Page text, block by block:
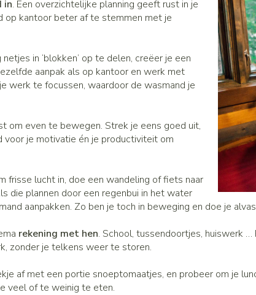
in. Een overzichtelijke planning geeft rust in je
op kantoor beter af te stemmen met je
netjes in ‘blokken’ op te delen, creëer je een
aanpak als op kantoor en werk met
werk te focussen, waardoor de wasmand je
om even te bewegen. Strek je eens goed uit,
je motivatie én je productiviteit om
frisse lucht in, doe een wandeling of fiets naar
die plannen door een regenbui in het water
aanpakken. Zo ben je toch in beweging en doe je
rekening met hen. School, tussendoortjes, huiswerk
zonder je telkens weer te storen.
af met een portie snoeptomaatjes, en probeer om je
veel of te weinig te eten.